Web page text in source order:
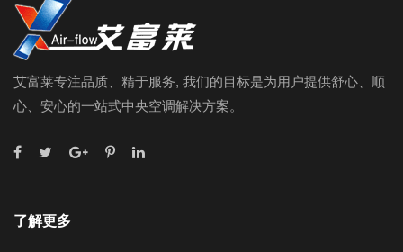
艾富莱专注品质、精于服务, 我们的目标是为用户提供舒心、顺
心、安心的一站式中央空调解决方案。
了解更多